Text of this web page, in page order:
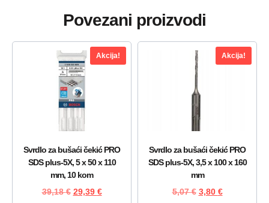
Povezani proizvodi
Akcija!
Svrdlo za bušaći čekić PRO
SDS plus-5X, 5 x 50 x 110
mm, 10 kom
39,18€ 29,39 €
Akcija!
Svrdlo za bušaći čekić PRO
SDS plus-5X, 3,5 x 100 x 160
mm
5,07€ 3,80 €